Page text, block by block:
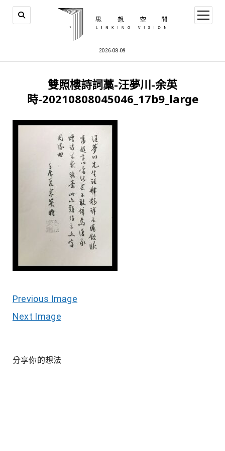
2026-08-09
open
menu
雙照樓詩詞藁-汪夢川-余英
時-20210808045046_17b9_large
Previous Image
Next Image
分享你的想法